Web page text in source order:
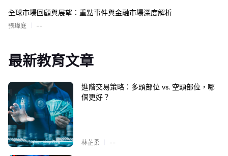
全球市場回顧與展望：重點事件與金融市場深度解析
張瑋庭 --
最新教育文章
進階交易策略：多頭部位 vs. 空頭部位，哪
個更好？
林芷柔 --